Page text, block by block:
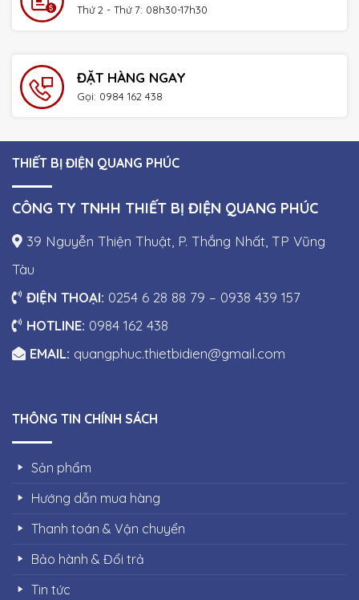
Thứ 2 - Thứ 7: 08h30-17h30
ĐẶT HÀNG NGAY
Gọi: 0984 162 438
THIẾT BỊ ĐIỆN QUANG PHÚC
CÔNG TY TNHH THIẾT BỊ ĐIỆN QUANG PHÚC
39 Nguyễn Thiện Thuật, P. Thắng Nhất, TP Vũng
Tàu
ĐIỆN THOẠI: 0254 6 28 88 79 – 0938 439 157
HOTLINE: 0984 162 438
EMAIL: quangphuc.thietbidien@gmail.com
THÔNG TIN CHÍNH SÁCH
Sản phẩm
Hướng dẫn mua hàng
Thanh toán & Vận chuyển
Bảo hành & Đổi trả
Tin tức